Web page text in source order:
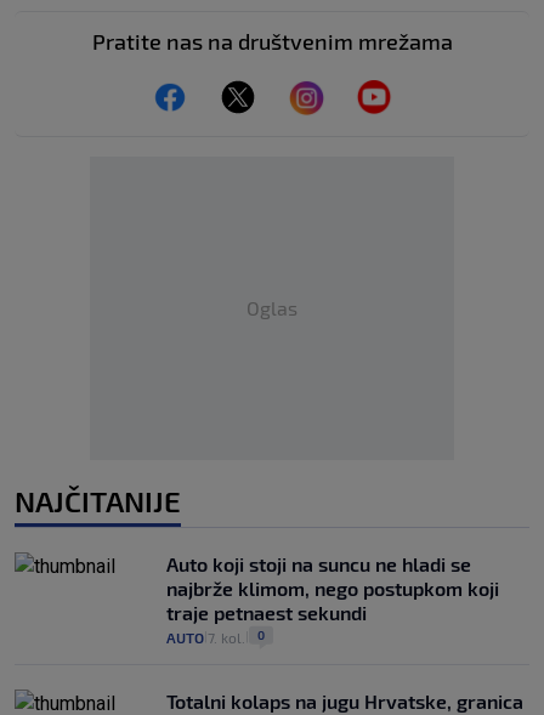
Pratite nas na društvenim mrežama
Oglas
NAJČITANIJE
Auto koji stoji na suncu ne hladi se
najbrže klimom, nego postupkom koji
traje petnaest sekundi
AUTO 7. kol. 0
Totalni kolaps na jugu Hrvatske, granica